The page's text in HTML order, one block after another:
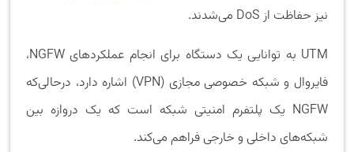
نیز حفاظت از DoS می‌شدند.
UTM به توانایی یک دستگاه برای انجام عملکردهای NGFW،
فایروال و شبکه خصوصی مجازی (VPN) اشاره دارد، درحالی‌که
NGFW یک پلتفرم امنیتی شبکه است که یک دروازه بین
شبکه‌های داخلی و خارجی فراهم می‌کند.